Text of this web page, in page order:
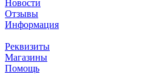
Новости
Отзывы
Информация
Реквизиты
Магазины
Помощь